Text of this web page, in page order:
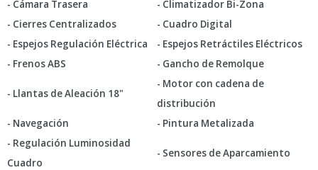
- Cámara Trasera
- Climatizador Bi-Zona
- Cierres Centralizados
- Cuadro Digital
- Espejos Regulación Eléctrica
- Espejos Retráctiles Eléctricos
- Frenos ABS
- Gancho de Remolque
- Llantas de Aleación 18"
- Motor con cadena de
distribución
- Navegación
- Pintura Metalizada
- Regulación Luminosidad
Cuadro
- Sensores de Aparcamiento